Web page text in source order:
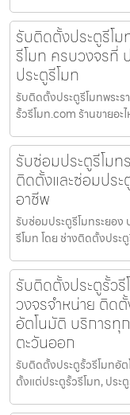
รับติดตั้งประตูรีโม
รีโมท ครบวงจรที่
ประตูรีโมท
รับติดตั้งประตูรีโมทพระร
รั้วรีโมท.com ร้านขายอ
รับซ่อมประตูรีโมท
ติดตั้งและซ่อมประ
อาชีพ
รับซ่อมประตูรีโมทระยอ
รีโมท โดย ช่างติดตั้งปร
รับติดตั้งประตูรั้ว
วงจรจำหน่าย ติด
อัตโนมัติ บริการ
ตะวันออก
รับติดตั้งประตูรั้วรีโมทอั
ตั้งแต่ประตูรั้วรีโมท, ปร